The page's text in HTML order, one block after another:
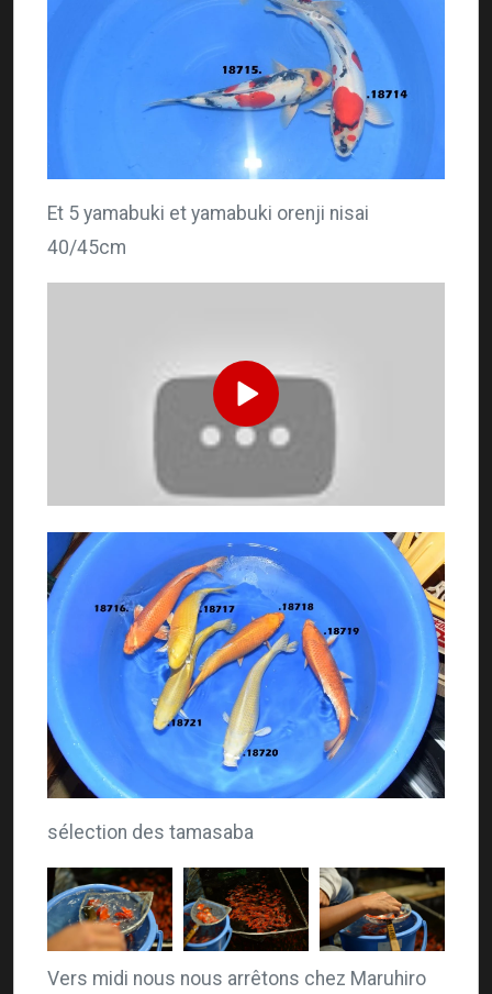
Et 5 yamabuki et yamabuki orenji nisai
40/45cm
sélection des tamasaba
Vers midi nous nous arrêtons chez Maruhiro